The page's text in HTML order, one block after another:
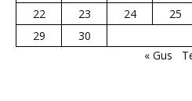
22
23 24 25
29
30
« Gus